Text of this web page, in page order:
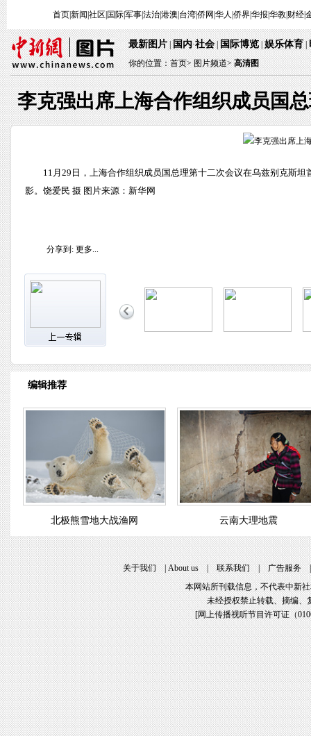
首页|新闻 社区 国际|军事|法治|港澳 台湾|侨网 华人 侨界|华报 华教| 财经|
最新图片|国内·社会|国际博览|娱乐体育|
你的位置：首页>图片频道> 高清图
李克强出席上海合作组织成员国
11月29日，上海合作组织成员国总理第十二次会议在乌兹别克斯
影。饶爱民 摄 图片来源：新华网
分享到: 更多...
编辑推荐
北极熊雪地大战渔网 云南大理地震
关于我们|About us|联系我们|广告服务
本网站所刊载信息，不代表中新
未经授权禁止转载、摘编、
[网上传播视听节目许可证（